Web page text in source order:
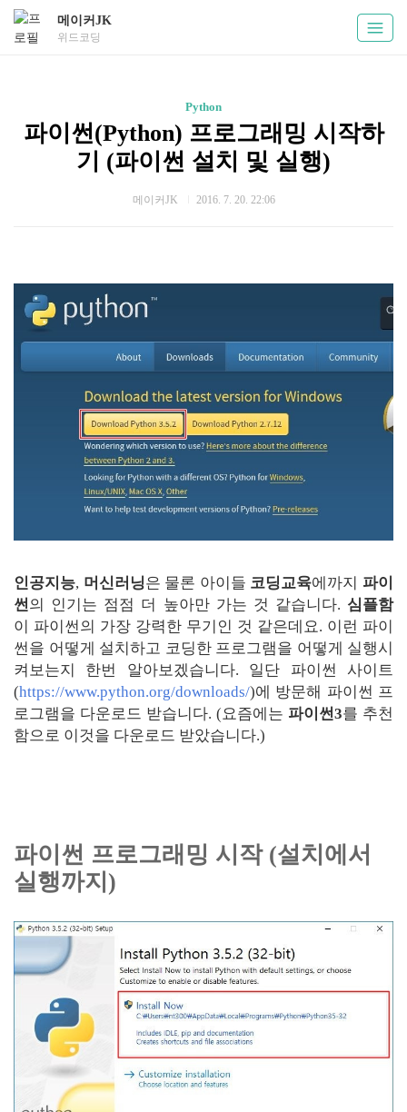
메이커JK
위드코딩
Python
파이썬(Python) 프로그래밍 시작하
기 (파이썬 설치 및 실행)
메이커JK 2016. 7. 20. 22:06
인공지능, 머신러닝은 물론 아이들 코딩교육에까지 파이
썬 의 인기는 점점 더 높아만 가는 것 같습니다. 심플함
이 파이썬의 가장 강력한 무기인 것 같은데요. 이런 파이
썬을 어떻게 설치하고 코딩한 프로그램을 어떻게 실행시
켜보는지 한번 알아보겠습니다. 일단 파이썬 사이트
(https://www.python.org/downloads/)에 방문해 파이썬 프
로그램을 다운로드 받습니다. (요즘에는 파이썬3를 추천
함으로 이것을 다운로드 받았습니다.)
파이썬 프로그래밍 시작 (설치에서
실행까지)